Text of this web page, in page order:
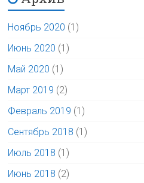
Ноябрь 2020 (1)
Июнь 2020 (1)
Май 2020 (1)
Март 2019 (2)
Февраль 2019 (1)
Сентябрь 2018 (1)
Июль 2018 (1)
Июнь 2018 (2)